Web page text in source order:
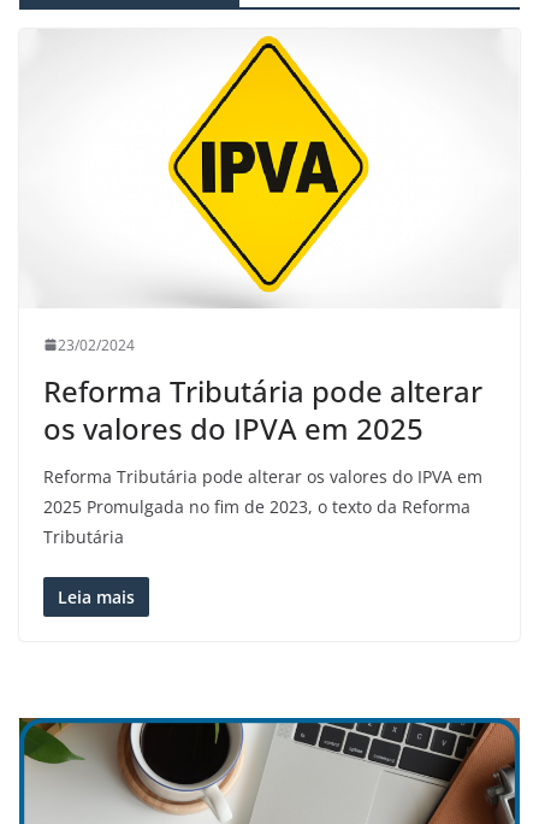
23/02/2024
Reforma Tributária pode alterar
os valores do IPVA em 2025
Reforma Tributária pode alterar os valores do IPVA em
2025 Promulgada no fim de 2023, o texto da Reforma
Tributária
Leia mais